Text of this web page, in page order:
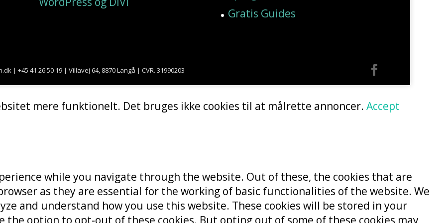
Gratis Guides
| +45 41 26 50 19 | Villavej 64, 8870 Langå | CVR. 31990203
mere funktionelt. Det bruges ikke cookies til at målrette annoncer. Accept
while you navigate through the website. Out of these, the cookies that are
as they are essential for the working of basic functionalities of the website. We
and understand how you use this website. These cookies will be stored in your
the option to opt-out of these cookies. But opting out of some of these cookies may